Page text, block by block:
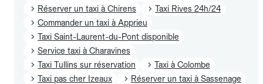
Réserver un taxi à Chirens
Taxi Rives 24h/24
Commander un taxi à Apprieu
Taxi Saint-Laurent-du-Pont disponible
Service taxi à Charavines
Taxi Tullins sur réservation
Taxi à Colombe
Taxi pas cher Izeaux
Réserver un taxi à Sassenage